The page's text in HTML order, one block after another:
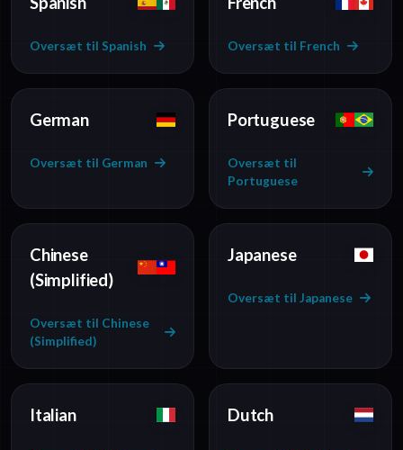
Oversæt til Spanish Oversæt til French
German
Oversæt til German
Portuguese
Oversæt til
Portuguese
Chinese
(Simplified)
Oversæt til Chinese
(Simplified)
Japanese
Oversæt til Japanese
Italian Dutch